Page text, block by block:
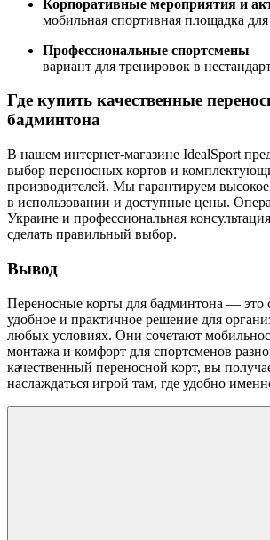
Корпоративные мероприятия и
мобильная спортивная площадка
Профессиональные спортсмены —
вариант для тренировок в
Где купить качественные
бадминтона
В нашем интернет-магазине IdealSport
выбор переносных кортов и
производителей. Мы гарантируем высокое
в использовании и доступные цены.
Украине и профессиональная
сделать правильный выбор.
Вывод
Переносные корты для бадминтона — это
удобное и практичное решение для
любых условиях. Они сочетают
монтажа и комфорт для спортсменов
качественный переносной корт, вы
наслаждаться игрой там, где удобно